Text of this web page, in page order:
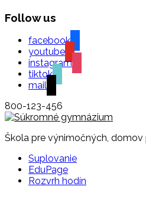
Follow us
facebook
youtube
instagram
tiktok
mail
800-123-456
Škola pre výnimočných, domov
Suplovanie
EduPage
Rozvrh hodín